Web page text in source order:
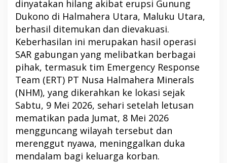
dinyatakan hilang akibat erupsi Gunung
Dukono di Halmahera Utara, Maluku Utara,
berhasil ditemukan dan dievakuasi.
Keberhasilan ini merupakan hasil operasi
SAR gabungan yang melibatkan berbagai
pihak, termasuk tim Emergency Response
Team (ERT) PT Nusa Halmahera Minerals
(NHM), yang dikerahkan ke lokasi sejak
Sabtu, 9 Mei 2026, sehari setelah letusan
mematikan pada Jumat, 8 Mei 2026
mengguncang wilayah tersebut dan
merenggut nyawa, meninggalkan duka
mendalam bagi keluarga korban.